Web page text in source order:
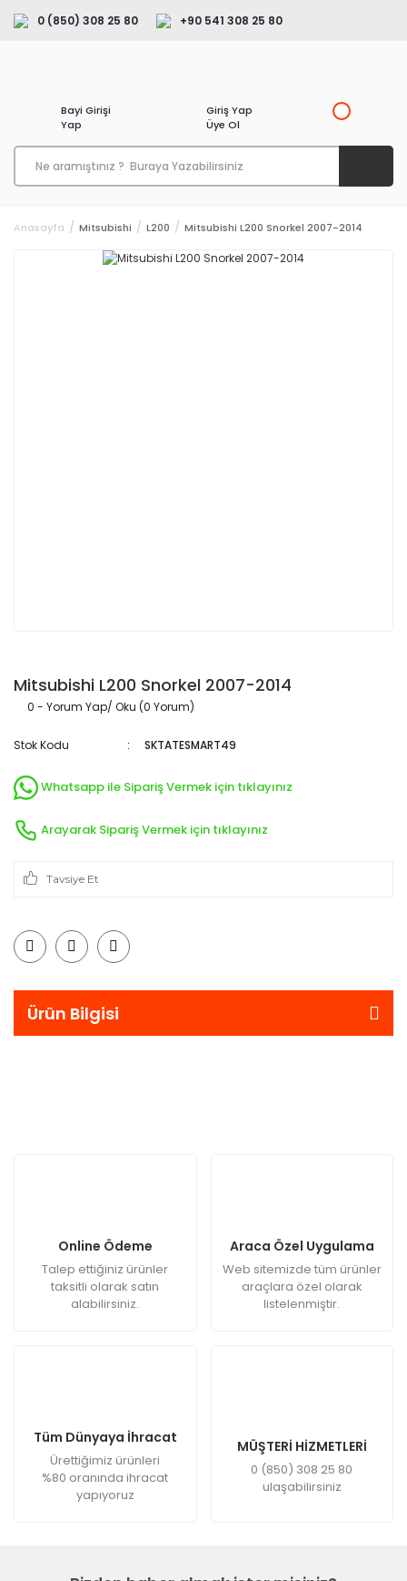
0 (850) 308 25 80 +90 541 308 25 80
Bayi Girişi
Yap
Giriş Yap
Üye Ol
Anasayfa Mitsubishi L200 Mitsubishi L200 Snorkel 2007-2014
Mitsubishi L200 Snorkel 2007-2014
0 - Yorum Yap/ Oku (0 Yorum)
Stok Kodu SKTATESMART49
Whatsapp ile Sipariş Vermek için tıklayınız
Arayarak Sipariş Vermek için tıklayınız
Tavsiye Et
Ürün Bilgisi
Online Ödeme
Talep ettiğiniz ürünler
taksitli olarak satın
alabilirsiniz.
Araca Özel Uygulama
Web sitemizde tüm ürünler
araçlara özel olarak
listelenmiştir.
Tüm Dünyaya İhracat
Ürettiğimiz ürünleri
%80 oranında ihracat
yapıyoruz
MÜŞTERİ HİZMETLERİ
0 (850) 308 25 80
ulaşabilirsiniz